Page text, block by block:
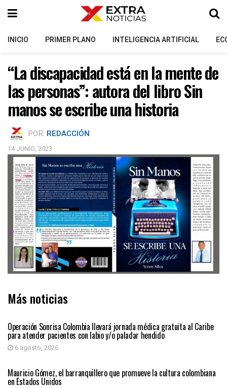
INICIO PRIMER PLANO INTELIGENCIA ARTIFICIAL
“La discapacidad está en la mente de
las personas”: autora del libro Sin
manos se escribe una historia
POR: REDACCIÓN
14 JUNIO, 2023
Más noticias
Operación Sonrisa Colombia llevará jornada médica gratuita al Caribe
para atender pacientes con labio y/o paladar hendido
6 agosto, 2026
PRIMER PLANO
Mauricio Gómez, el barranquillero que promueve la cultura colombiana
en Estados Unidos